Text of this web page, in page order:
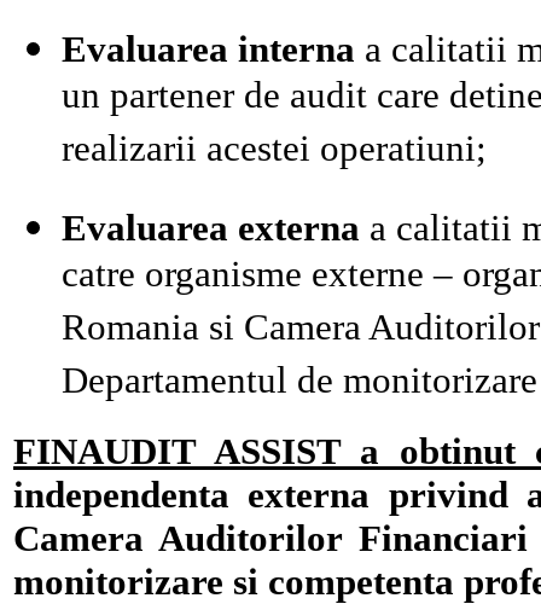
Evaluarea interna a calitatii
un partener de audit care
realizarii acestei operatiuni;
Evaluarea externa a calitatii
catre organisme externe –
Romania si Camera
Departamentul de
FINAUDIT ASSIST a obtinut
independenta externa privind
Camera Auditorilor
monitorizare si competenta